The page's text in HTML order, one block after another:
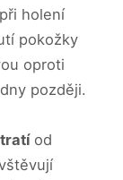
holení
pokožky
oproti
později.
od